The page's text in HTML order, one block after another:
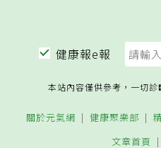
健康報e報
本站內容僅供參考，一切診
關於元氣網 健康聚樂部
文章首頁